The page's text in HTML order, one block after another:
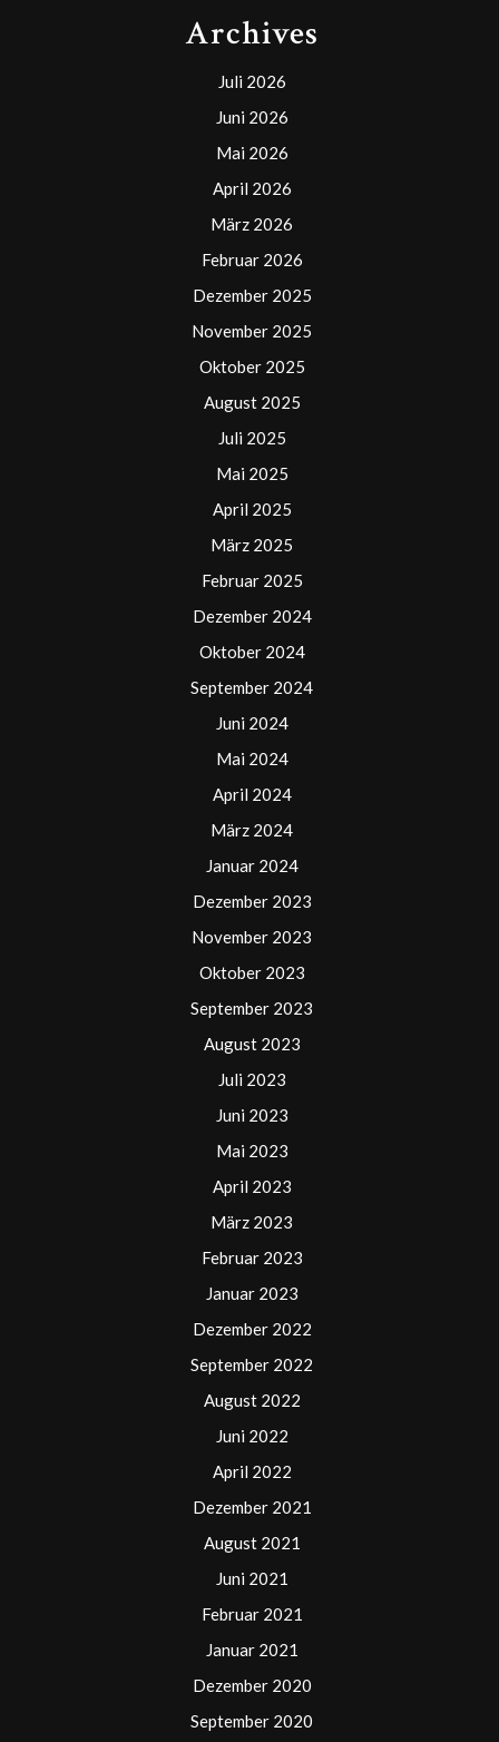
Archives
Juli 2026
Juni 2026
Mai 2026
April 2026
März 2026
Februar 2026
Dezember 2025
November 2025
Oktober 2025
August 2025
Juli 2025
Mai 2025
April 2025
März 2025
Februar 2025
Dezember 2024
Oktober 2024
September 2024
Juni 2024
Mai 2024
April 2024
März 2024
Januar 2024
Dezember 2023
November 2023
Oktober 2023
September 2023
August 2023
Juli 2023
Juni 2023
Mai 2023
April 2023
März 2023
Februar 2023
Januar 2023
Dezember 2022
September 2022
August 2022
Juni 2022
April 2022
Dezember 2021
August 2021
Juni 2021
Februar 2021
Januar 2021
Dezember 2020
September 2020